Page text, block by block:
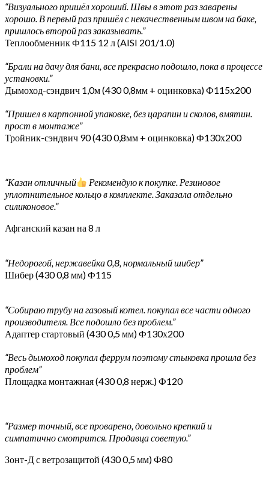
“Визуального пришёл хороший. Швы в этот раз заварены
хорошо. В первый раз пришёл с некачественным швом на баке,
пришлось второй раз заказывать.”
Теплообменник Ф115 12 л (AISI 201/1.0)
“Брали на дачу для бани, все прекрасно подошло, пока в процессе
установки.”
Дымоход-сэндвич 1,0м (430 0,8мм + оцинковка) Ф115х200
“Пришел в картонной упаковке, без царапин и сколов, вмятин.
прост в монтаже”
Тройник-сэндвич 90 (430 0,8мм + оцинковка) Ф130х200
“Казан отличный
Рекомендую к покупке. Резиновое
уплотнительное кольцо в комплекте. Заказала отдельно
силиконовое.”
Афганский казан на 8 л
“Недорогой, нержавейка 0,8, нормальный шибер”
Шибер (430 0,8 мм) Ф115
“Собираю трубу на газовый котел. покупал все части одного
производителя. Все подошло без проблем.”
Адаптер стартовый (430 0,5 мм) Ф130х200
“Весь дымоход покупал феррум поэтому стыковка прошла без
проблем”
Площадка монтажная (430 0,8 нерж.) Ф120
“Размер точный, все проварено, довольно крепкий и
симпатично смотрится. Продавца советую.”
Зонт-Д с ветрозащитой (430 0,5 мм) Ф80